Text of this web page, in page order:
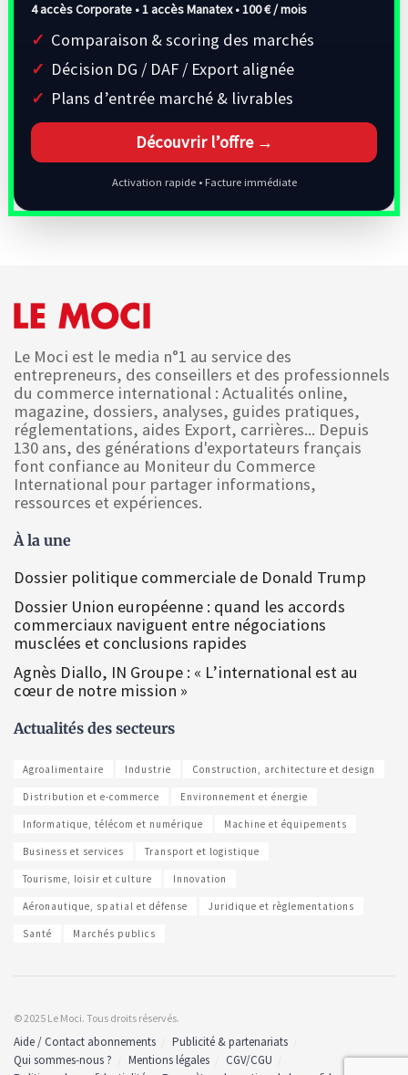
4 accès Corporate • 1 accès Manatex •100 € / mois
Comparaison & scoring des marchés
Décision DG / DAF / Export alignée
Plans d’entrée marché & livrables
Découvrir l’offre →
Activation rapide • Facture immédiate
Le Moci est le media n°1 au service des
entrepreneurs, des conseillers et des professionnels
du commerce international : Actualités online,
magazine, dossiers, analyses, guides pratiques,
réglementations, aides Export, carrières... Depuis
130 ans, des générations d'exportateurs français
font confiance au Moniteur du Commerce
International pour partager informations,
ressources et expériences.
À la une
Dossier politique commerciale de Donald Trump
Dossier Union européenne : quand les accords
commerciaux naviguent entre négociations
musclées et conclusions rapides
Agnès Diallo, IN Groupe : « L’international est au
cœur de notre mission »
Actualités des secteurs
Agroalimentaire Industrie Construction, architecture et design
Distribution et e-commerce Environnement et énergie
Informatique, télécom et numérique Machine et équipements
Business et services Transport et logistique
Tourisme, loisir et culture Innovation
Aéronautique, spatial et défense Juridique et règlementations
Santé Marchés publics
© 2025 Le Moci. Tous droits réservés.
Aide / Contact abonnements
Publicité & partenariats
Qui sommes-nous ?
Mentions légales
CGV/CGU